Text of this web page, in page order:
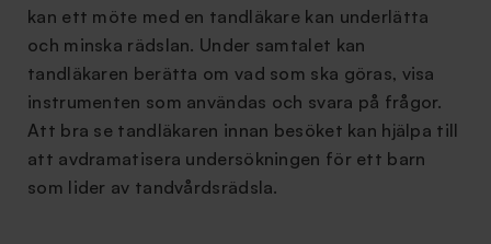
kan ett möte med en tandläkare kan underlätta
och minska rädslan. Under samtalet kan
tandläkaren berätta om vad som ska göras, visa
instrumenten som användas och svara på frågor.
Att bra se tandläkaren innan besöket kan hjälpa till
att avdramatisera undersökningen för ett barn
som lider av tandvårdsrädsla.